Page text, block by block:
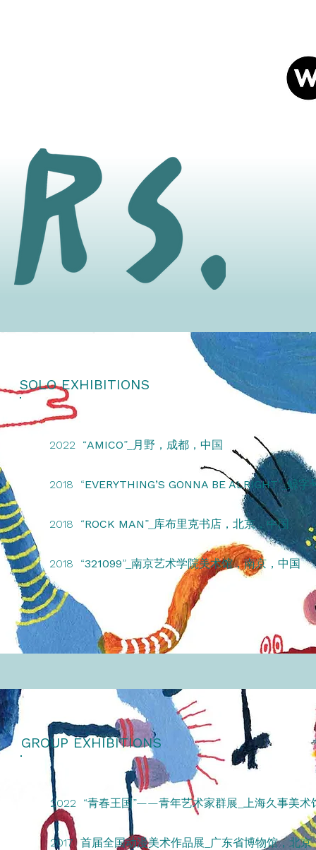
2022 “AMICO”_月野，成都，中国
2018 “EVERYTHING’S GONNA BE ALRIGHT”_鲸字
2018 “ROCK MAN”_库布里克书店，北京，中国
2018 “321099”_南京艺术学院美术馆，南京，中国
SOLO EXHIBITIONS
2022 “青春王国”——青年艺术家群展_上海久事美术
2017 首届全国动漫美术作品展_广东省博物馆，北京
GROUP EXHIBITIONS